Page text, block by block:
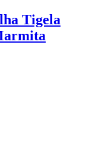
Tigela